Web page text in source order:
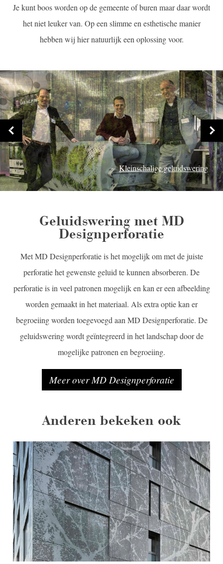
Je kunt boos worden op de gemeente of buren maar daar wordt
het niet leuker van. Op een slimme en esthetische manier
hebben wij hier natuurlijk een oplossing voor.
Kleinschalige geluidswering
Geluidswering met MD
Designperforatie
Met MD Designperforatie is het mogelijk om met de juiste
perforatie het gewenste geluid te kunnen absorberen. De
perforatie is in veel patronen mogelijk en kan er een afbeelding
worden gemaakt in het materiaal. Als extra optie kan er
begroeiing worden toegevoegd aan MD Designperforatie. De
geluidswering wordt geïntegreerd in het landschap door de
mogelijke patronen en begroeiing.
Meer over MD Designperforatie
Anderen bekeken ook